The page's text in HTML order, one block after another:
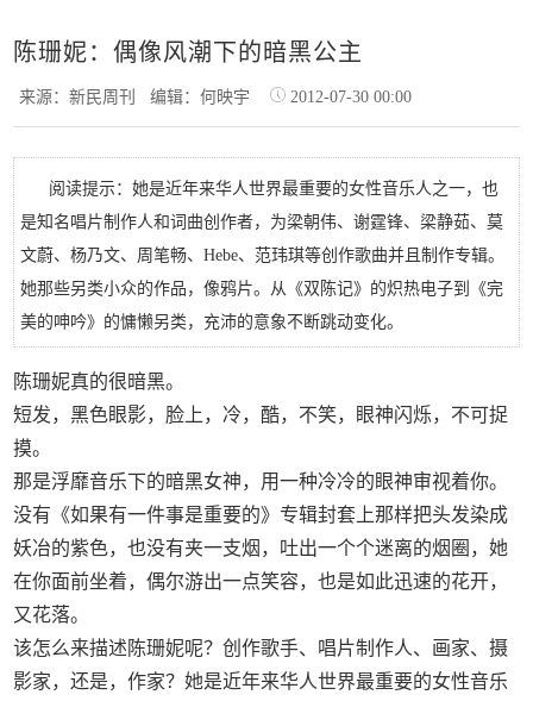
陈珊妮：偶像风潮下的暗黑公主
来源：新民周刊编辑：何映宇 2012-07-30 00:00
阅读提示：她是近年来华人世界最重要的女性音乐人之一，也
是知名唱片制作人和词曲创作者，为梁朝伟、谢霆锋、梁静茹、莫
文蔚、杨乃文、周笔畅、Hebe、范玮琪等创作歌曲并且制作专辑。
她那些另类小众的作品，像鸦片。从《双陈记》的炽热电子到《完
美的呻吟》的慵懒另类，充沛的意象不断跳动变化。
陈珊妮真的很暗黑。
短发，黑色眼影，脸上，冷，酷，不笑，眼神闪烁，不可捉
摸。
那是浮靡音乐下的暗黑女神，用一种冷冷的眼神审视着你。
没有《如果有一件事是重要的》专辑封套上那样把头发染成
妖冶的紫色，也没有夹一支烟，吐出一个个迷离的烟圈，她
在你面前坐着，偶尔游出一点笑容，也是如此迅速的花开，
又花落。
该怎么来描述陈珊妮呢？创作歌手、唱片制作人、画家、摄
影家，还是，作家？她是近年来华人世界最重要的女性音乐